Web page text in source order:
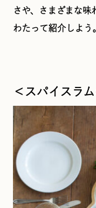
さや、さまざまな
わたって紹介しよう
＜スパイスラ